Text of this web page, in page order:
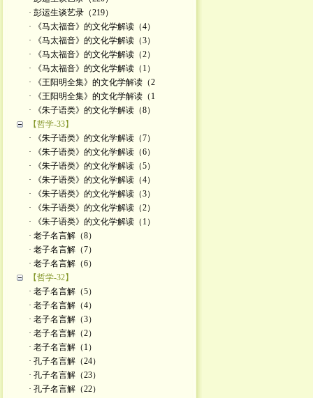
· 彭运生谈艺录（219）
· 《马太福音》的文化学解读（4）
· 《马太福音》的文化学解读（3）
· 《马太福音》的文化学解读（2）
· 《马太福音》的文化学解读（1）
· 《王阳明全集》的文化学解读（2
· 《王阳明全集》的文化学解读（1
· 《朱子语类》的文化学解读（8）
【哲学-33】
· 《朱子语类》的文化学解读（7）
· 《朱子语类》的文化学解读（6）
· 《朱子语类》的文化学解读（5）
· 《朱子语类》的文化学解读（4）
· 《朱子语类》的文化学解读（3）
· 《朱子语类》的文化学解读（2）
· 《朱子语类》的文化学解读（1）
· 老子名言解（8）
· 老子名言解（7）
· 老子名言解（6）
【哲学-32】
· 老子名言解（5）
· 老子名言解（4）
· 老子名言解（3）
· 老子名言解（2）
· 老子名言解（1）
· 孔子名言解（24）
· 孔子名言解（23）
· 孔子名言解（22）